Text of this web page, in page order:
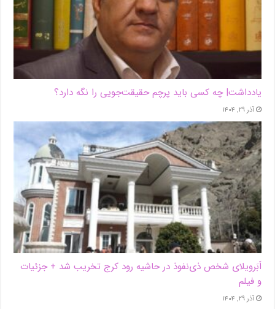
یادداشت| ‌چه کسی باید پرچم حقیقت‌جویی را نگه دارد؟
آذر ۲۹, ۱۴۰۴
اَبَر‌ویلای شخص ذی‌نفوذ در حاشیه‌ رود کرج تخریب شد + جزئیات
و فیلم
آذر ۲۹, ۱۴۰۴